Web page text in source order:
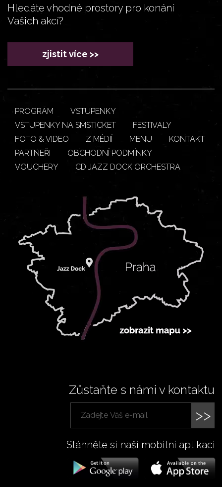
Hledáte vhodné prostory pro konání
Vašich akcí?
zjistit více >>
PROGRAM
VSTUPENKY
VSTUPENKY NA SMSTICKET
FESTIVALY
FOTO & VIDEO
Z MÉDIÍ MENU
KONTAKT
PARTNEŘI
OBCHODNÍ PODMÍNKY
VOUCHERY
CD JAZZ DOCK ORCHESTRA
Zůstaňte s námi v kontaktu
>>
Stáhněte si naší mobilní aplikaci